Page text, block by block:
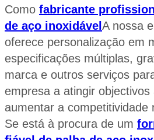
Como fabricante
de aço inoxidável A nossa
oferece personalização em
especificações múltiplas,
marca e outros serviços
empresa a atingir
aumentar a competitividade
Se está à procura de um